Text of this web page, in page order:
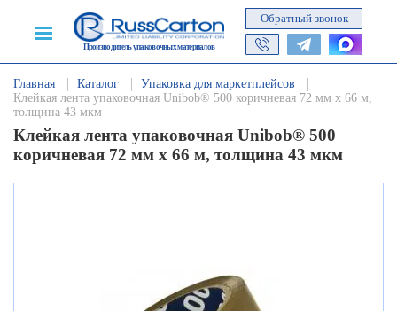
Производитель упаковочных материалов
Обратный звонок
Главная Каталог
Упаковка для маркетплейсов
Клейкая лента упаковочная Unibob® 500 коричневая 72 мм х 66 м,
толщина 43 мкм
Клейкая лента упаковочная Unibob® 500
коричневая 72 мм х 66 м, толщина 43 мкм